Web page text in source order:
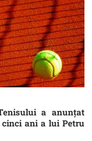
a anunţat
cinci ani a lui Petru